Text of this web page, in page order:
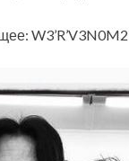
W3’R’V3N0M2